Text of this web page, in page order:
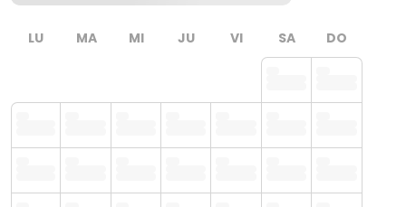
LU MA MI JU VI SA DO